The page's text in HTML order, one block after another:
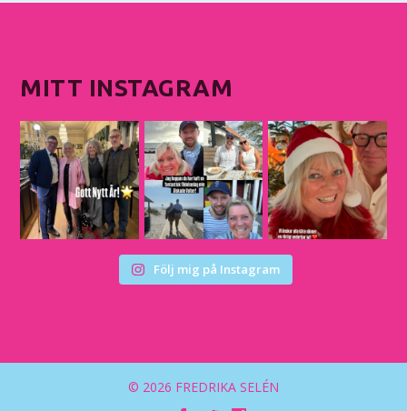
MITT INSTAGRAM
Följ mig på Instagram
© 2026 FREDRIKA SELÉN